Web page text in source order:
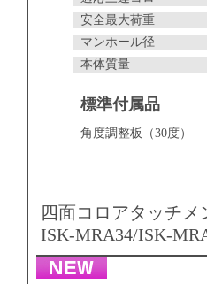
安全最大荷重
マンホール径
本体質量
標準付属品
角度調整板（30
四面コロアタッチメ
ISK-MRA34/ISK-